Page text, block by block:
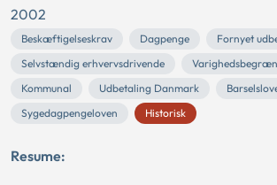
2002
Beskæftigelseskrav Dagpenge
Fornyet
Selvstændig erhvervsdrivende
Kommunal
Udbetaling Danmark
Sygedagpengeloven
Historisk
Resume: